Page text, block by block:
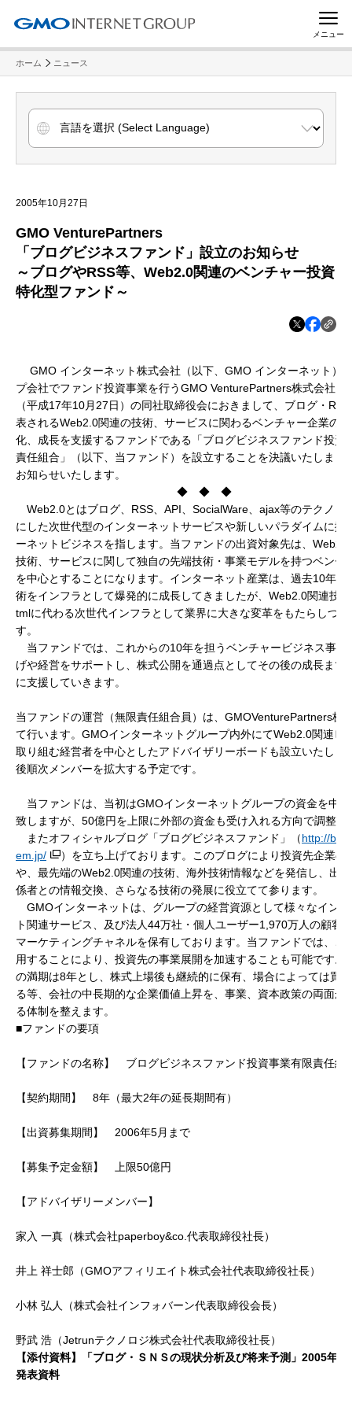
メニュー
ホーム ニュース
2005年10月27日
GMO VenturePartners
「ブログビジネスファンド」設立のお知らせ
～ブログやRSS等、Web2.0関連のベンチャー投資
特化型ファンド～
GMO インターネット株式会社（以下、GMO インターネット）
プ会社でファンド投資事業を行うGMO VenturePartners株式会社は
（平成17年10月27日）の同社取締役会におきまして、ブログ・
表されるWeb2.0関連の技術、サービスに関わるベンチャー企業の
化、成長を支援するファンドである「ブログビジネスファンド投資
責任組合」（以下、当ファンド）を設立することを決議いたしまし
お知らせいたします。
◆ ◆ ◆
Web2.0とはブログ、RSS、API、SocialWare、ajax等のテクノロ
にした次世代型のインターネットサービスや新しいパラダイムに拠
ーネットビジネスを指します。当ファンドの出資対象先は、
技術、サービスに関して独自の先端技術・事業モデルを持つベンチ
を中心とすることになります。インターネット産業は、過去10年間
術をインフラとして爆発的に成長してきましたが、Web2.0関連技
tmlに代わる次世代インフラとして業界に大きな変革をもたらしつ
す。
当ファンドでは、これからの10年を担うベンチャービジネス事業
げや経営をサポートし、株式公開を通過点としてその後の成長まで
に支援していきます。
当ファンドの運営（無限責任組合員）は、GMOVenturePartners株
て行います。GMOインターネットグループ内外にてWeb2.0関連ビ
取り組む経営者を中心としたアドバイザリーボードも設立いたしま
後順次メンバーを拡大する予定です。
当ファンドは、当初はGMOインターネットグループの資金を中
致しますが、50億円を上限に外部の資金も受け入れる方向で調整致
またオフィシャルブログ「ブログビジネスファンド」（http://
em.jp/
）を立ち上げております。このブログにより投資先企業の
や、最先端のWeb2.0関連の技術、海外技術情報などを発信し、出
係者との情報交換、さらなる技術の発展に役立てて参ります。
GMOインターネットは、グループの経営資源として様々なイン
ト関連サービス、及び法人44万社・個人ユーザー1,970万人の顧客
マーケティングチャネルを保有しております。当ファンドでは、こ
用することにより、投資先の事業展開を加速することも可能です。
の満期は8年とし、株式上場後も継続的に保有、場合によっては買
る等、会社の中長期的な企業価値上昇を、事業、資本政策の両面か
る体制を整えます。
■ファンドの要項
【ファンドの名称】 ブログビジネスファンド投資事業有限責任組
【契約期間】 8年（最大2年の延長期間有）
【出資募集期間】 2006年5月まで
【募集予定金額】 上限50億円
【アドバイザリーメンバー】
家入 一真（株式会社paperboy&co.代表取締役社長）
井上 祥士郎（GMOアフィリエイト株式会社代表取締役社長）
小林 弘人（株式会社インフォバーン代表取締役会長）
野武 浩（Jetrunテクノロジ株式会社代表取締役社長）
【添付資料】「ブログ・ＳＮＳの現状分析及び将来予測」2005年5
発表資料